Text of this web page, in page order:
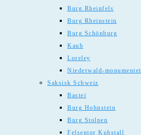
Burg Rheinfels
Burg Rheinstein
Burg Schönburg
Kaub
Loreley
Niederwald-monumentet
Saksisk Schweiz
Bastei
Burg Hohnstein
Burg Stolpen
Felsentor Kuhstall